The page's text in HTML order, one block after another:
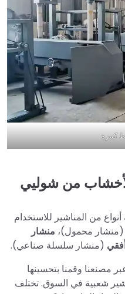
كبيرة
من شوليي
من المناشير للاستخدام
(منشار محمول)، منشار
(منشار سلسلة صناعي).
مصنعنا وقمنا بتحسينها
شعبية في السوق. تختلف